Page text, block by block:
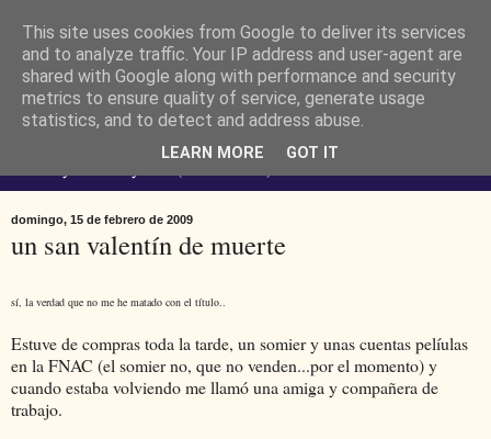
Ferendus K. Resimler -
personal
domingo, 15 de febrero de 2009
un san valentín de muerte
sí, la verdad que no me he matado con el título..
Estuve de compras toda la tarde, un somier y unas cuentas pelíulas
en la FNAC (el somier no, que no venden...por el momento) y
cuando estaba volviendo me llamó una amiga y compañera de
trabajo.
This site uses cookies from Google to deliver its services
and to analyze traffic. Your IP address and user-agent are
shared with Google along with performance and security
metrics to ensure quality of service, generate usage
statistics, and to detect and address abuse.
LEARN MORE GOT IT